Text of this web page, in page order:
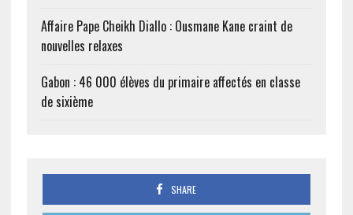
Affaire Pape Cheikh Diallo : Ousmane Kane craint de
nouvelles relaxes
Gabon : 46 000 élèves du primaire affectés en classe
de sixième
SHARE